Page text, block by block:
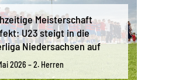
Meisterschaft
U23 steigt in die
Niedersachsen auf
2026 – 2. Herren